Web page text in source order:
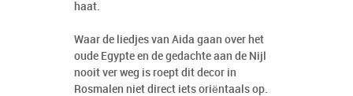
haat.
Waar de liedjes van Aida gaan over het
oude Egypte en de gedachte aan de Nijl
nooit ver weg is roept dit decor in
Rosmalen niet direct iets oriëntaals op.